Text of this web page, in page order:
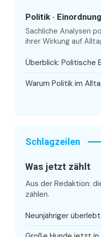
Politik ·
Sachliche Analysen
ihrer Wirkung auf
Überblick: Politische
Warum Politik im
Schlagzeilen
Was jetzt zählt
Aus der Redaktion:
zählen.
Neunjähriger